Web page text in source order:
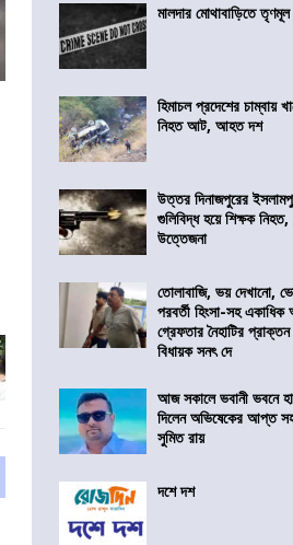
মালদার মোথাবাড়িতে তৃণমূল
হিমাচল প্রদেশের চাম্বায়
নিহত আট, আহত দশ
উত্তর দিনাজপুরের
গুলিবিদ্ধ হয়ে শিক্ষক নিহত,
উত্তেজনা
তোলাবাজি, ভয় দেখানো,
পরবর্তী হিংসা-সহ
গ্রেফতার নৈহাটির
বিধায়ক সনৎ দে
আজ সকালে ভবানী ভবনে
দিলেন অভিষেকের আপ্ত
সুমিত রায়
দশে দশ